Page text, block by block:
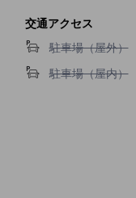
交通アクセス
駐車場（屋外）不可
駐車場（屋外）
駐車場（屋内）不可
駐車場（屋内）